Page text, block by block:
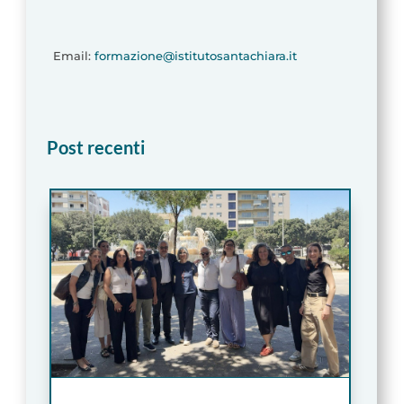
Email: formazione@istitutosantachiara.it
Post recenti